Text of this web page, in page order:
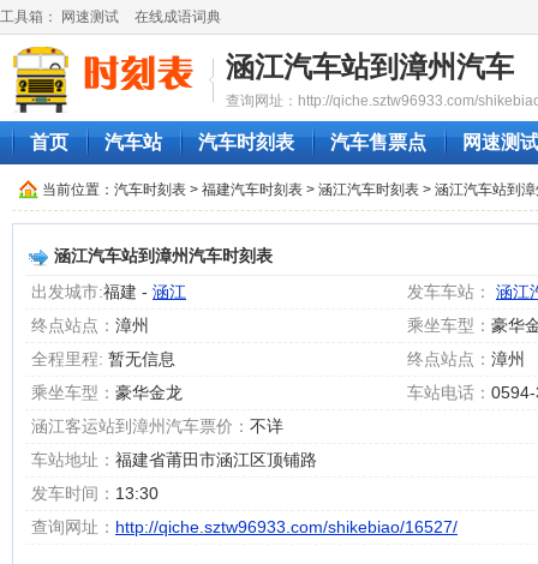
工具箱： 网速测试 在线成语词典
涵江汽车站到漳州汽车
查询网址：http://qiche.sztw96933.com/
首页 汽车站 汽车时刻表 汽车售票点 网速测试
当前位置： 汽车时刻表 > 福建汽车时刻表 > 涵江汽车时刻表 > 涵江汽车站到
涵江汽车站到漳州汽车时刻表
出发城市:福建 - 涵江 发车车站：
涵江
终点站点： 漳州 乘坐车型： 豪华
全程里程: 暂无信息 终点站点： 漳州
乘坐车型： 豪华金龙 车站电话：
涵江客运站到漳州汽车票价： 不详
车站地址： 福建省莆田市涵江区顶铺路
发车时间： 13:30
查询网址： http://qiche.sztw96933.com/shikebiao/16527/